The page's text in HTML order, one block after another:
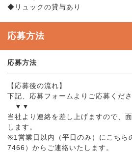
◆リュックの貸与あり
応募方法
応募方法
【応募後の流れ】
下記、応募フォームよりご応募くだ
▼▼
当社より連絡を差し上げますので、
します。
※1営業日以内（平日のみ）にこちら
7466）からご連絡いたします。